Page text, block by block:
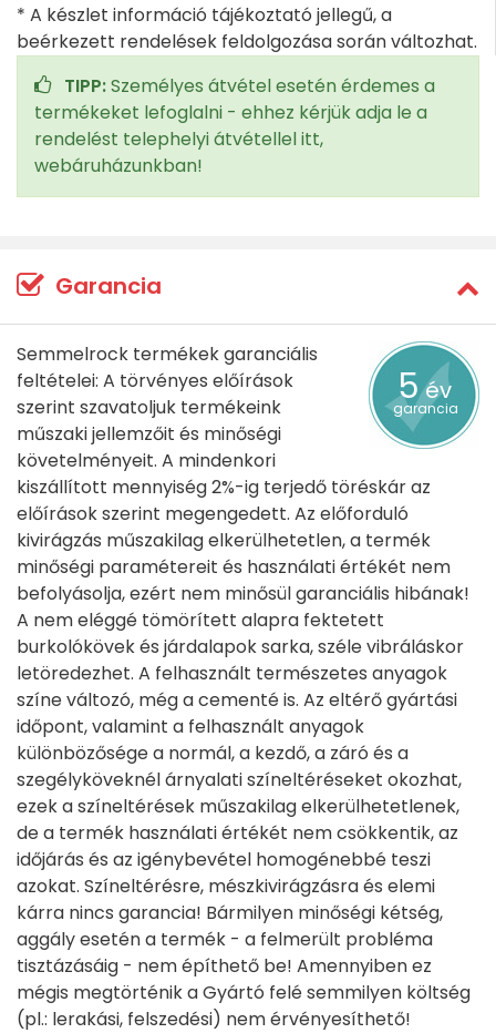
* A készlet információ tájékoztató jellegű, a
beérkezett rendelések feldolgozása során változhat.
TIPP:Személyes átvétel esetén érdemes a
termékeket lefoglalni - ehhez kérjük adja le a
rendelést telephelyi átvétellel itt,
webáruházunkban!
Garancia
5év
garancia
Semmelrock termékek garanciális
feltételei: A törvényes előírások
szerint szavatoljuk termékeink
műszaki jellemzőit és minőségi
követelményeit. A mindenkori
kiszállított mennyiség 2%-ig terjedő töréskár az
előírások szerint megengedett. Az előforduló
kivirágzás műszakilag elkerülhetetlen, a termék
minőségi paramétereit és használati értékét nem
befolyásolja, ezért nem minősül garanciális hibának!
A nem eléggé tömörített alapra fektetett
burkolókövek és járdalapok sarka, széle vibráláskor
letöredezhet. A felhasznált természetes anyagok
színe változó, még a cementé is. Az eltérő gyártási
időpont, valamint a felhasznált anyagok
különbözősége a normál, a kezdő, a záró és a
szegélyköveknél árnyalati színeltéréseket okozhat,
ezek a színeltérések műszakilag elkerülhetetlenek,
de a termék használati értékét nem csökkentik, az
időjárás és az igénybevétel homogénebbé teszi
azokat. Színeltérésre, mészkivirágzásra és elemi
kárra nincs garancia! Bármilyen minőségi kétség,
aggály esetén a termék - a felmerült probléma
tisztázásáig - nem építhető be! Amennyiben ez
mégis megtörténik a Gyártó felé semmilyen költség
(pl.: lerakási, felszedési) nem érvényesíthető!